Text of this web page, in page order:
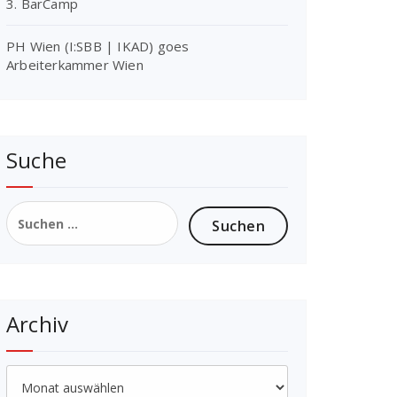
3. BarCamp
PH Wien (I:SBB | IKAD) goes
Arbeiterkammer Wien
Suche
Suchen
nach:
Archiv